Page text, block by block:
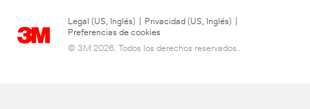
Legal (US, Inglés) Privacidad (US, Inglés)
Preferencias de cookies
© 3M 2026. Todos los derechos reservados..